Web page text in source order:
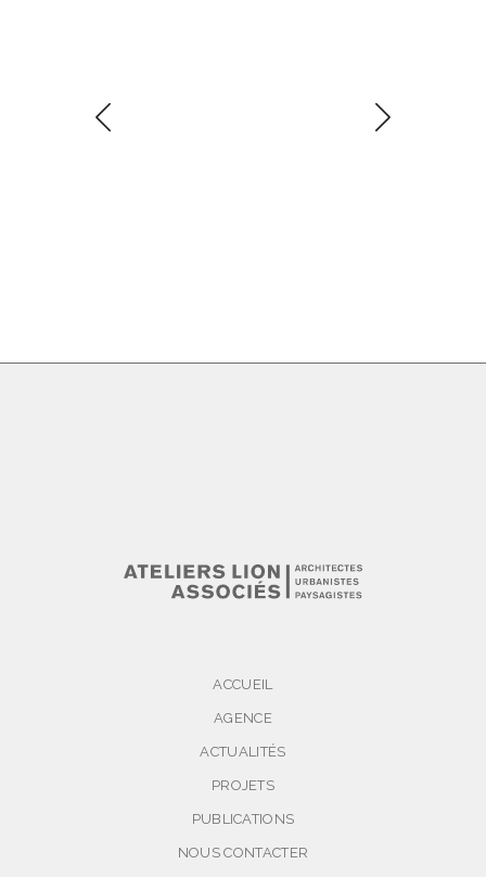
ACCUEIL
AGENCE
ACTUALITÉS
PROJETS
PUBLICATIONS
NOUS CONTACTER